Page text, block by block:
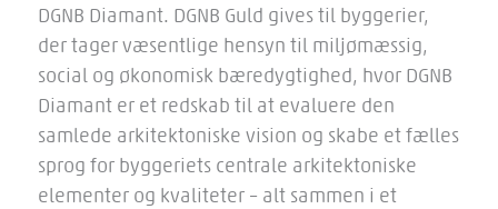
DGNB Diamant. DGNB Guld gives til byggerier,
der tager væsentlige hensyn til miljømæssig,
social og økonomisk bæredygtighed, hvor DGNB
Diamant er et redskab til at evaluere den
samlede arkitektoniske vision og skabe et fælles
sprog for byggeriets centrale arkitektoniske
elementer og kvaliteter – alt sammen i et